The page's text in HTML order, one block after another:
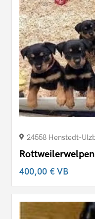
24558 Henstedt-
400,00 €VB